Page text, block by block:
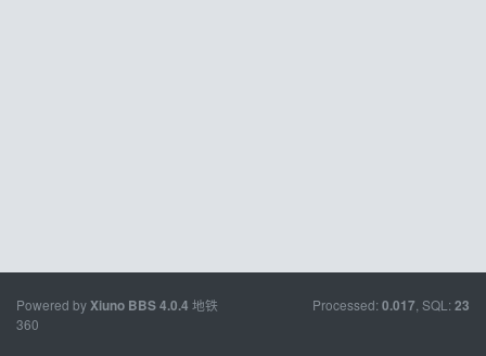
Powered byXiuno BBS4.0.4 地铁
360
Processed: 0.017 , SQL: 23